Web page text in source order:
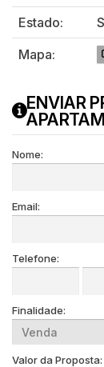
Estado:
Mapa:
ENVIAR
Nome:
Email:
Telefone:
Finalidade:
Valor da Proposta: